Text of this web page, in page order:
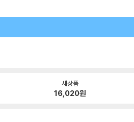
새상품
16,020원